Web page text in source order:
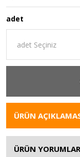
adet
ÜRÜN
ÜRÜN